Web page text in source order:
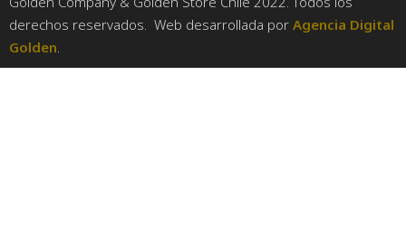
derechos reservados. Web desarrollada por Agencia Digital
Golden